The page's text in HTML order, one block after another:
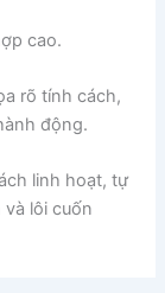
cao.
rõ tính cách,
động.
linh hoạt, tự
lôi cuốn